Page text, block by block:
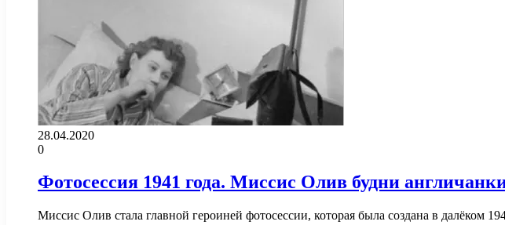
28.04.2020
0
Фотосессия 1941 года. Миссис Олив будни
Миссис Олив стала главной героиней фотосессии, которая была создана в далёком